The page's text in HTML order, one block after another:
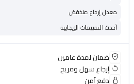
معدل إرجاع منخفض
أحدث التقييمات الإيجابية
ضمان لمدة عامين
إرجاع سهل ومريح
دفع آمن